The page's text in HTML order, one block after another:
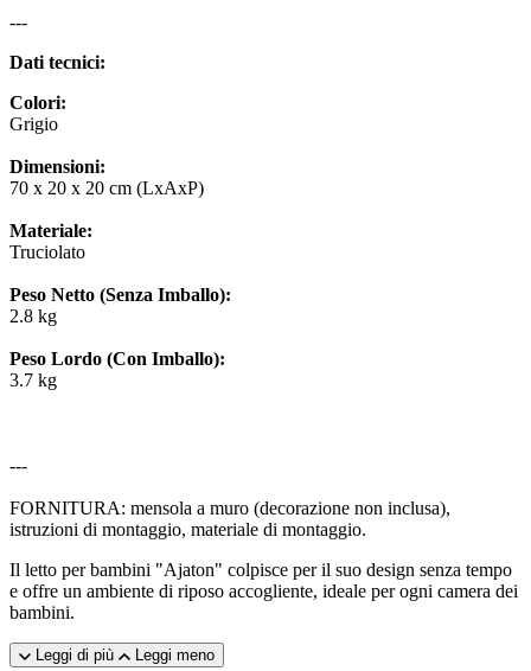
---
Dati tecnici:
Colori:
Grigio
Dimensioni:
70 x 20 x 20 cm (LxAxP)
Materiale:
Truciolato
Peso Netto (Senza Imballo):
2.8 kg
Peso Lordo (Con Imballo):
3.7 kg
---
FORNITURA: mensola a muro (decorazione non inclusa),
istruzioni di montaggio, materiale di montaggio.
Il letto per bambini "Ajaton" colpisce per il suo design senza tempo
e offre un ambiente di riposo accogliente, ideale per ogni camera dei
bambini.
Leggi di più Leggi meno